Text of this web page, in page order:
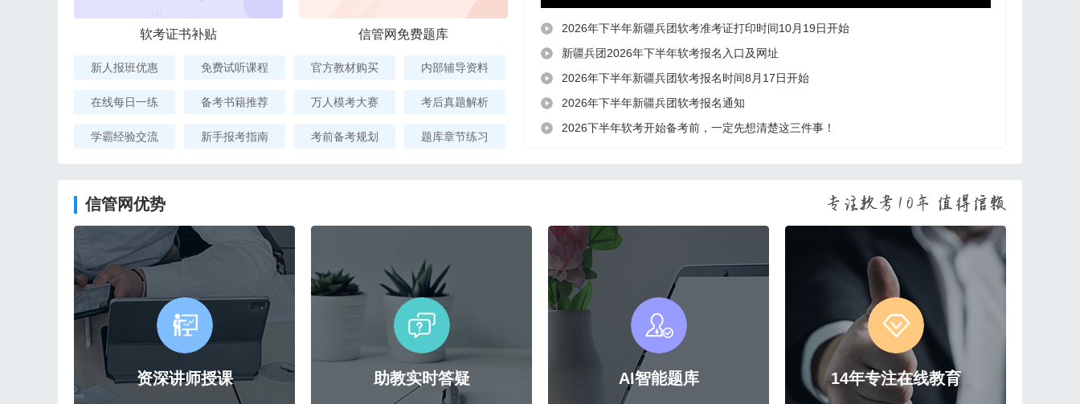
软考证书补贴 信管网免费题库
新人报班优惠 免费试听课程 官方教材购买 内部辅导资料
在线每日一练 备考书籍推荐 万人模考大赛 考后真题解析
学霸经验交流 新手报考指南 考前备考规划 题库章节练习
2026年下半年新疆兵团软考准考证打印时间10月19日开始
新疆兵团2026年下半年软考报名入口及网址
2026年下半年新疆兵团软考报名时间8月17日开始
2026年下半年新疆兵团软考报名通知
2026下半年软考开始备考前，一定先想清楚这三件事！
信管网优势
资深讲师授课 助教实时答疑 AI智能题库 14年专注在线教育